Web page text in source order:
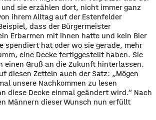
und sie erzählen dort, nicht immer ganz
ihrem Alltag auf der Estenfelder
dass der Bürgermeister
Erbarmen mit ihnen hatte und kein Bier
spendiert hat oder wo sie gerade, mehr
eine Decke fertiggestellt haben. Sie
einen Gruß an die Zukunft hinterlassen.
diesen Zetteln auch der Satz: „Mögen
unsere Nachkommen zu lesen
diese Decke einmal geändert wird.“ Nach
Männern dieser Wunsch nun erfüllt